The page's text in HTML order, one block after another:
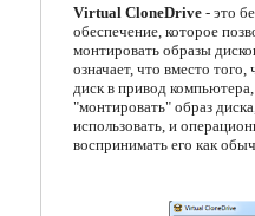
Драйвера
Интересное
Интернет и сети
Кодеки
Менеджеры
Virtual CloneDrive- это
обеспечение, которое
монтировать образы
означает, что вместо
диск в привод
"монтировать" образ
использовать, и
воспринимать его как